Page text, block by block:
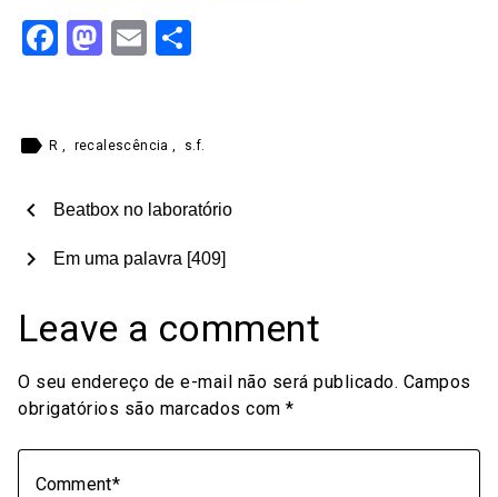
Facebook
Mastodon
Email
label R , recalescência, s.f.
chevron_left Beatbox no laboratório
Em uma palavra [409]
chevron_right
Leave a comment
O seu endereço de e-mail não será publicado. Campos
obrigatórios são marcados com *
Comment